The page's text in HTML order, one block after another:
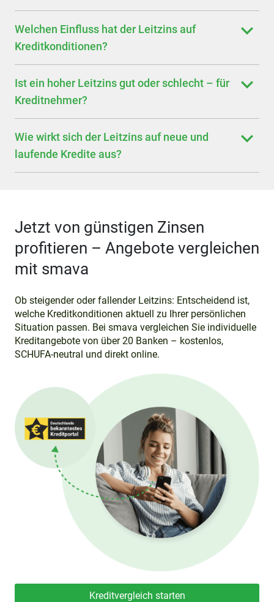
Welchen Einfluss hat der Leitzins auf
Kreditkonditionen?
Ist ein hoher Leitzins gut oder schlecht – für
Kreditnehmer?
Wie wirkt sich der Leitzins auf neue und
laufende Kredite aus?
Jetzt von günstigen Zinsen
profitieren – Angebote vergleichen
mit smava
Ob steigender oder fallender Leitzins: Entscheidend ist,
welche Kreditkonditionen aktuell zu Ihrer persönlichen
Situation passen. Bei smava vergleichen Sie individuelle
Kreditangebote von über 20 Banken – kostenlos,
SCHUFA-neutral und direkt online.
Kreditvergleich starten